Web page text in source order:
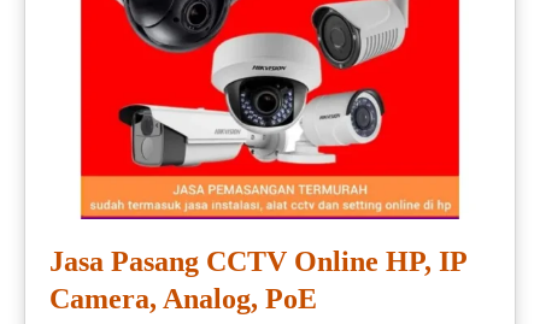
Jasa Pasang CCTV Online HP, IP
Camera, Analog, PoE